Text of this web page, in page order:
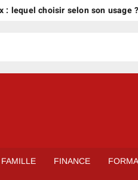
lequel choisir selon son usage ?
FAMILLE FINANCE